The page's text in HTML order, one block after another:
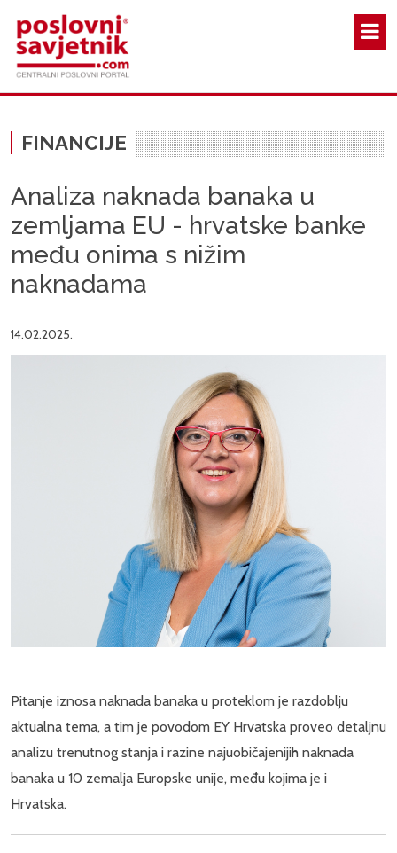
FINANCIJE
Analiza naknada banaka u
zemljama EU - hrvatske banke
među onima s nižim
naknadama
14.02.2025.
Pitanje iznosa naknada banaka u proteklom je razdoblju
aktualna tema, a tim je povodom EY Hrvatska proveo detaljnu
analizu trenutnog stanja i razine najuobičajenijih naknada
banaka u 10 zemalja Europske unije, među kojima je i
Hrvatska.